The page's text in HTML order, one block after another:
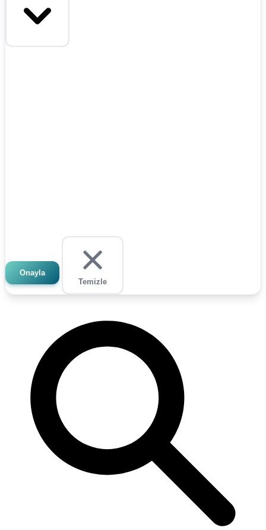
Onayla
Temizle